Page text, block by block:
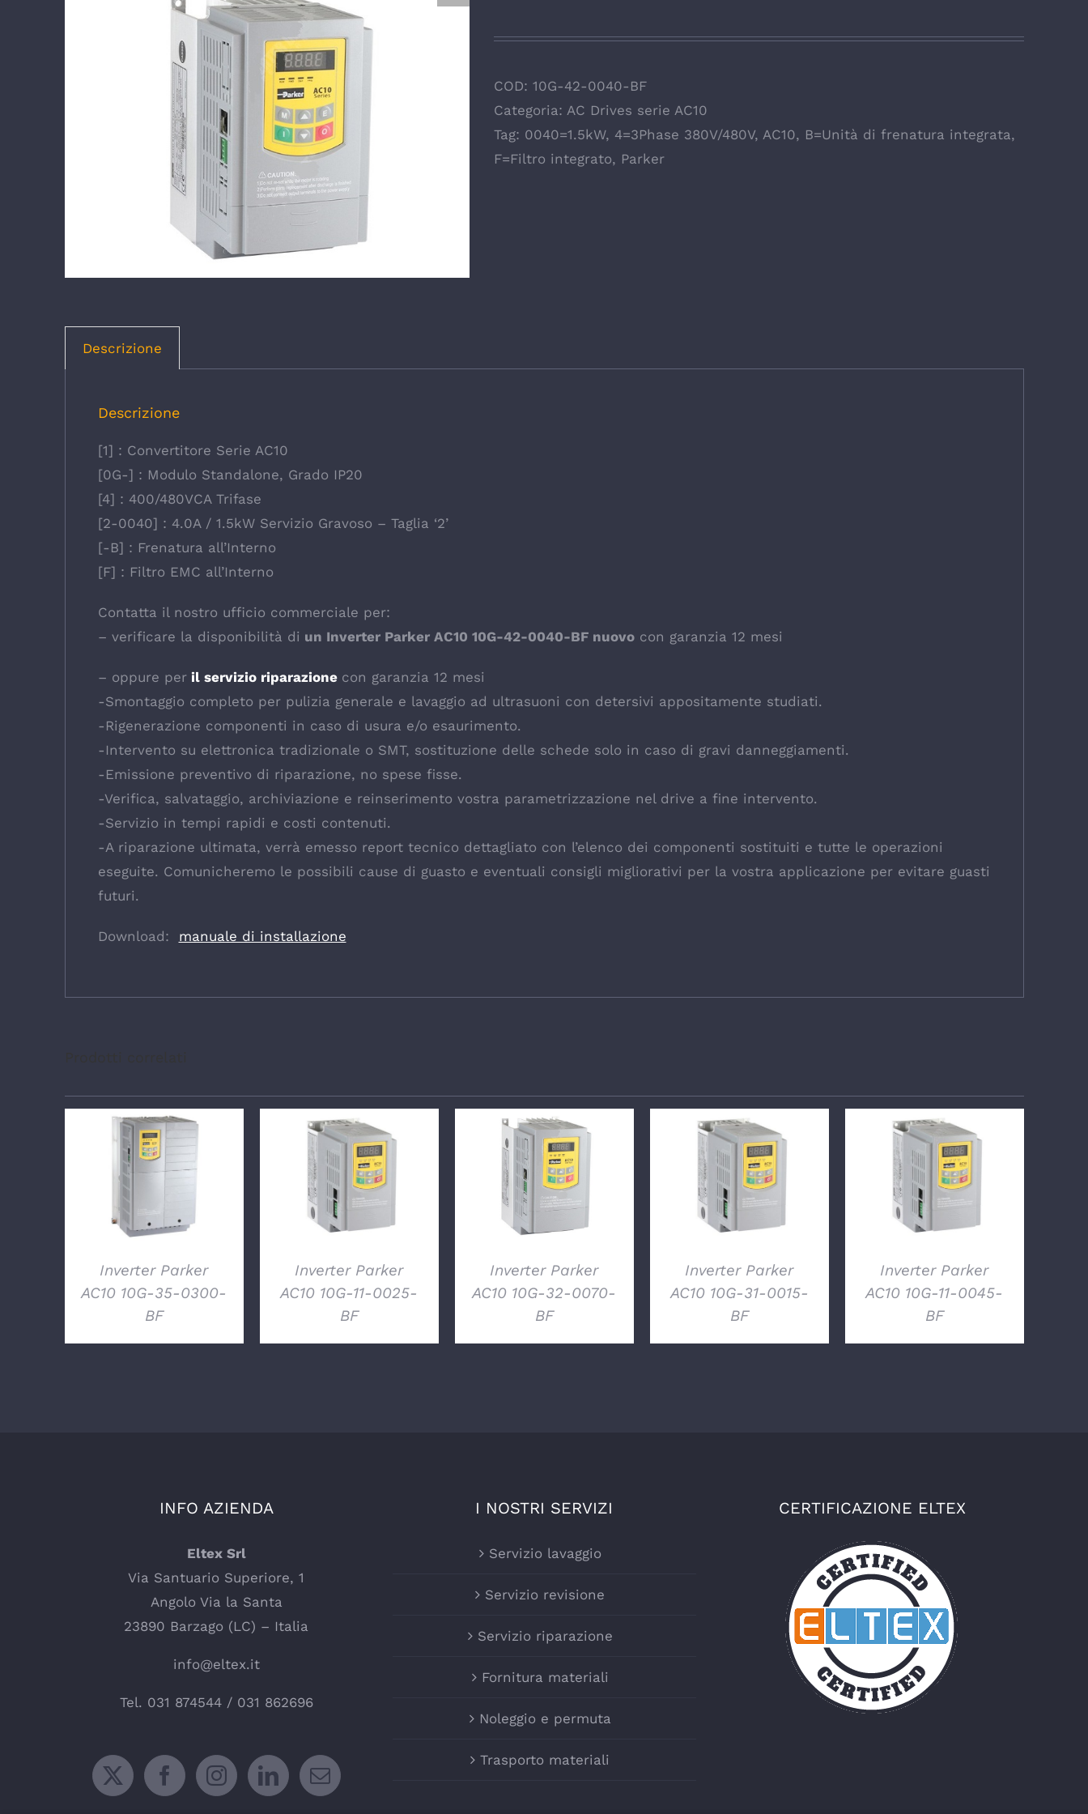
COD: 10G-42-0040-BF
Categoria: AC Drives serie AC10
Tag: 0040=1.5kW, 4=3Phase 380V/480V, AC10, B=Unità di frenatura integrata,
F=Filtro integrato, Parker
Descrizione
Descrizione
[1] : Convertitore Serie AC10
[0G-] : Modulo Standalone, Grado IP20
[4] : 400/480VCA Trifase
[2-0040] : 4.0A / 1.5kW Servizio Gravoso – Taglia ‘2’
[-B] : Frenatura all’Interno
[F] : Filtro EMC all’Interno
Contatta il nostro ufficio commerciale per:
– verificare la disponibilità di un Inverter Parker AC10 10G-42-0040-BF nuovocon garanzia 12 mesi
– oppure peril servizio riparazione con garanzia 12 mesi
-Smontaggio completo per pulizia generale e lavaggio ad ultrasuoni con detersivi appositamente studiati.
-Rigenerazione componenti in caso di usura e/o esaurimento.
-Intervento su elettronica tradizionale o SMT, sostituzione delle schede solo in caso di gravi danneggiamenti.
-Emissione preventivo di riparazione, no spese fisse.
-Verifica, salvataggio, archiviazione e reinserimento vostra parametrizzazione nel drive a fine intervento.
-Servizio in tempi rapidi e costi contenuti.
-A riparazione ultimata, verrà emesso report tecnico dettagliato con l’elenco dei componenti sostituiti e tutte le operazioni
eseguite. Comunicheremo le possibili cause di guasto e eventuali consigli migliorativi per la vostra applicazione per evitare guasti
futuri.
Download: manuale di installazione
DETTAGLI
Inverter Parker
AC10 10G-35-0300-
BF
DETTAGLI
Inverter Parker
AC10 10G-11-0025-
BF
DETTAGLI
Inverter Parker
AC10 10G-32-0070-
BF
DETTAGLI
Inverter Parker
AC10 10G-31-0015-
BF
DETTAGLI
Inverter Parker
AC10 10G-11-0045-
BF
INFO AZIENDA
Eltex Srl
Via Santuario Superiore, 1
Angolo Via la Santa
23890 Barzago (LC) – Italia
info@eltex.it
Tel. 031 874544/ 031 862696
I NOSTRI SERVIZI
Servizio lavaggio
Servizio revisione
Servizio riparazione
Fornitura materiali
Noleggio e permuta
Trasporto materiali
CERTIFICAZIONE ELTEX